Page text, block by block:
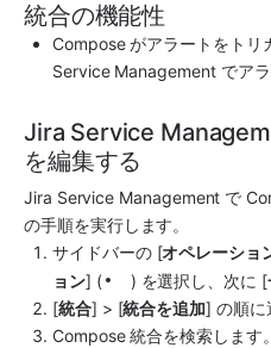
統合の機能性
Compose がアラートをトリ
Service Management でアラ
Jira Service
を編集する
Jira Service Management で
の手順を実行します。
サイドバーの [オペレーショ
ョン] ( ) を選択し、次に [
[統合] > [統合を追加] の順に
Compose 統合を検索します。